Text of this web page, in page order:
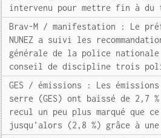
intervenu pour mettre fin à du
Brav-M / manifestation : Le
NUNEZ a suivi les
générale de la police nationale
conseil de discipline trois
GES / émissions : Les
serre (GES) ont baissé de 2,7
recul un peu plus marqué que
jusqu'alors (2,8 %) grâce à